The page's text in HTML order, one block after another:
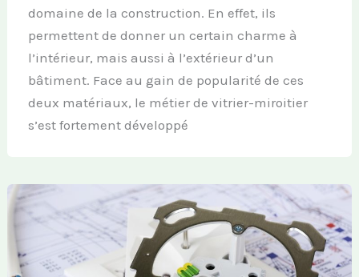
domaine de la construction. En effet, ils
permettent de donner un certain charme à
l’intérieur, mais aussi à l’extérieur d’un
bâtiment. Face au gain de popularité de ces
deux matériaux, le métier de vitrier-miroitier
s’est fortement développé